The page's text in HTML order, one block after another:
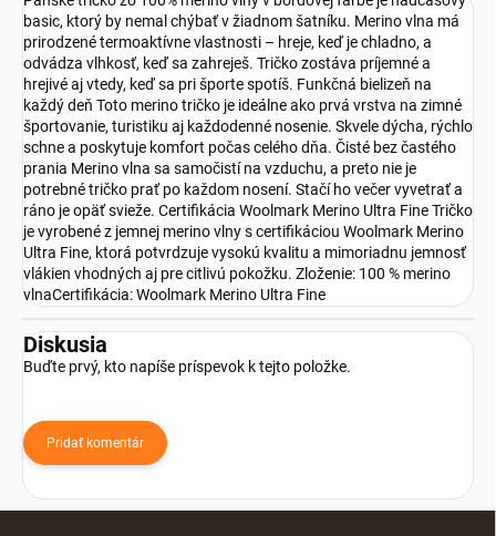
basic, ktorý by nemal chýbať v žiadnom šatníku. Merino vlna má
prirodzené termoaktívne vlastnosti – hreje, keď je chladno, a
odvádza vlhkosť, keď sa zahreješ. Tričko zostáva príjemné a
hrejivé aj vtedy, keď sa pri športe spotíš. Funkčná bielizeň na
každý deň Toto merino tričko je ideálne ako prvá vrstva na zimné
športovanie, turistiku aj každodenné nosenie. Skvele dýcha, rýchlo
schne a poskytuje komfort počas celého dňa. Čisté bez častého
prania Merino vlna sa samočistí na vzduchu, a preto nie je
potrebné tričko prať po každom nosení. Stačí ho večer vyvetrať a
ráno je opäť svieže. Certifikácia Woolmark Merino Ultra Fine Tričko
je vyrobené z jemnej merino vlny s certifikáciou Woolmark Merino
Ultra Fine, ktorá potvrdzuje vysokú kvalitu a mimoriadnu jemnosť
vlákien vhodných aj pre citlivú pokožku. Zloženie: 100 % merino
vlnaCertifikácia: Woolmark Merino Ultra Fine
Diskusia
Buďte prvý, kto napíše príspevok k tejto položke.
Pridať komentár